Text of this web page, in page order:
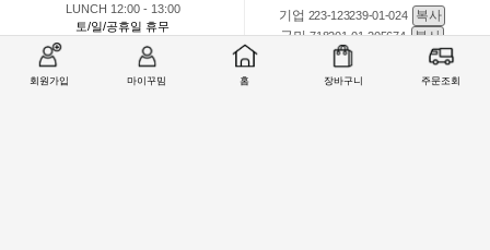
회원가입 마이꾸밈 홈 장바구니 주문조회
LUNCH 12:00 - 13:00
토/일/공휴일 휴무
기업 223-123239-01-024
복사
국민718201-01-205674
복사
301-0168-3882-11 복사